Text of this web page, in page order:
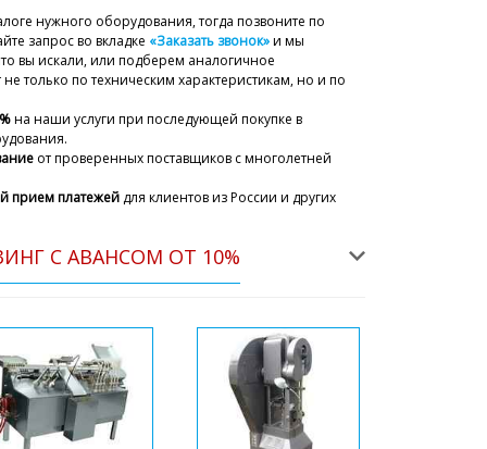
нужного оборудования, тогда позвоните по
запрос во вкладке «Заказать звонок»и мы
вы искали, или подберем аналогичное
только по техническим характеристикам, но и по
на наши услуги при последующей покупке в
от проверенных поставщиков с многолетней
прием платежей для клиентов из России и других
С АВАНСОМ ОТ 10%
и даты выпуска MZ-10 до сих
вчера не отвечал и сбрасывал
06/08/2026 20:58
Транспортная сообщила, что в
18:00 водитель точно доставит ящик к
Крайний срок (time) я жду
таблеток и капсул из
с доставкой.
06/08/2026 21:08